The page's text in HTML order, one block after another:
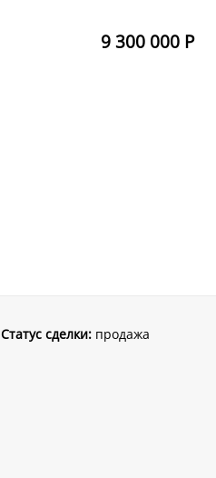
9 300 000 Р
Статус сделки:продажа